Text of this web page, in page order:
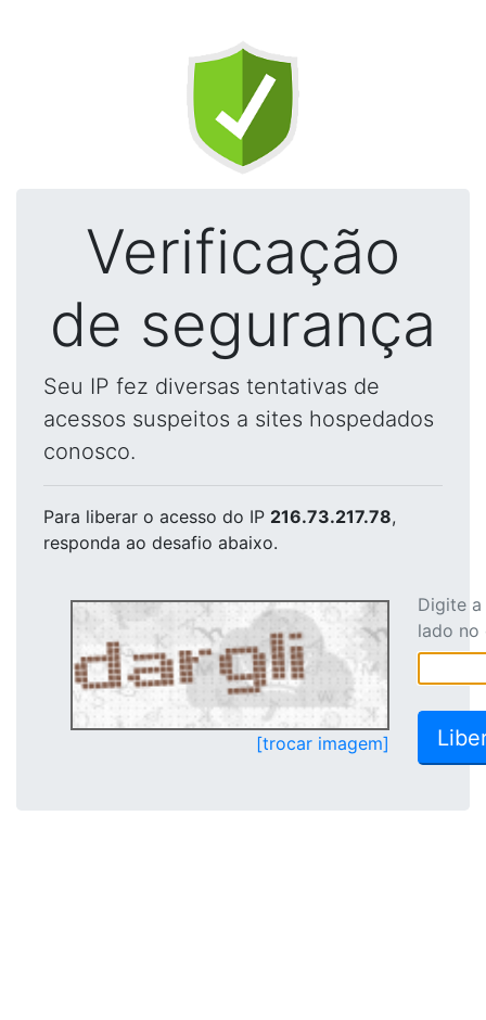
Verificação
de segurança
Seu IP fez diversas tentativas de
acessos suspeitos a sites hospedados
conosco.
Para liberar o acesso do IP 216.73.217.78,
responda ao desafio abaixo.
[trocar imagem]
Digite
lado no